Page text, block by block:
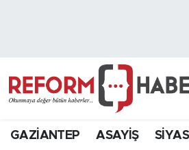
GAZİANTEP ASAYİŞ
Hava Durumu